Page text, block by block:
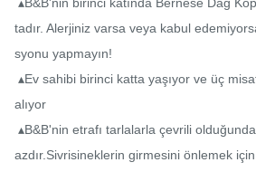
tadır. Alerjiniz varsa veya kabul
syonu yapmayın!
alıyor
azdır.Sivrisineklerin girmesini önlemek